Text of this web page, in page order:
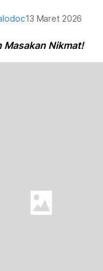
13 Maret 2026
Masakan Nikmat!